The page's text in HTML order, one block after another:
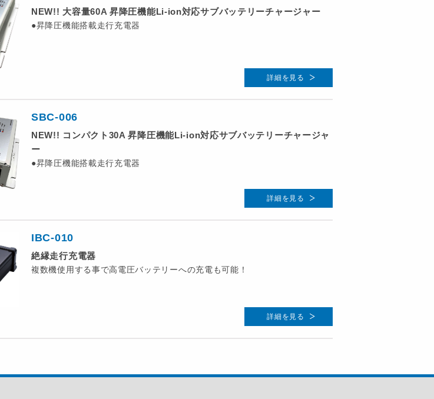
NEW!! 大容量60A 昇降圧機能Li-ion対応サブバッテリーチャージャー
●昇降圧機能搭載走行充電器
詳細を見る
SBC-006
NEW!! コンパクト30A 昇降圧機能Li-ion対応サブバッテリーチャージャ
ー
●昇降圧機能搭載走行充電器
詳細を見る
IBC-010
絶縁走行充電器
複数機使用する事で高電圧バッテリーへの充電も可能！
詳細を見る